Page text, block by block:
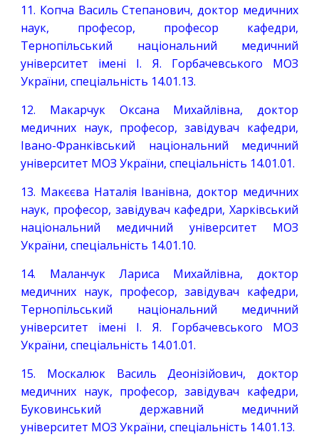
11. Копча Василь Степанович, доктор медичних
наук, професор, професор кафедри,
Тернопільський національний медичний
університет імені І. Я. Горбачевського МОЗ
України, спеціальність 14.01.13.
12. Макарчук Оксана Михайлівна, доктор
медичних наук, професор, завідувач кафедри,
Івано-Франківський національний медичний
університет МОЗ України, спеціальність 14.01.01.
13. Макєєва Наталія Іванівна, доктор медичних
наук, професор, завідувач кафедри, Харківський
національний медичний університет МОЗ
України, спеціальність 14.01.10.
14. Маланчук Лариса Михайлівна, доктор
медичних наук, професор, завідувач кафедри,
Тернопільський національний медичний
університет імені І. Я. Горбачевського МОЗ
України, спеціальність 14.01.01.
15. Москалюк Василь Деонізійович, доктор
медичних наук, професор, завідувач кафедри,
Буковинський державний медичний
університет МОЗ України, спеціальність 14.01.13.